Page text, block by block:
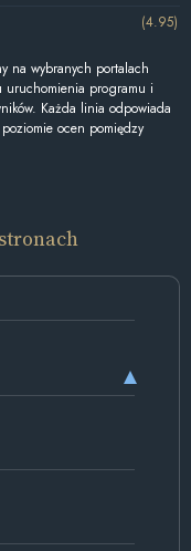
(4.95)
na wybranych portalach
uruchomienia programu i
Każda linia odpowiada
ocen pomiędzy